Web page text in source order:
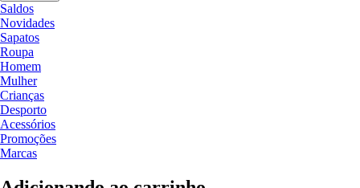
Saldos
Novidades
Sapatos
Roupa
Homem
Mulher
Crianças
Desporto
Acessórios
Promoções
Marcas